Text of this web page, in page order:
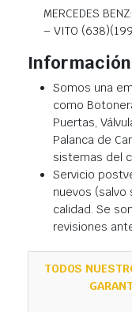
MERCEDES BENZ:
– VITO
Somos una
como
Puertas,
Palanca de
sistemas del
Servicio
nuevos
calidad. Se
revisiones
TODOS